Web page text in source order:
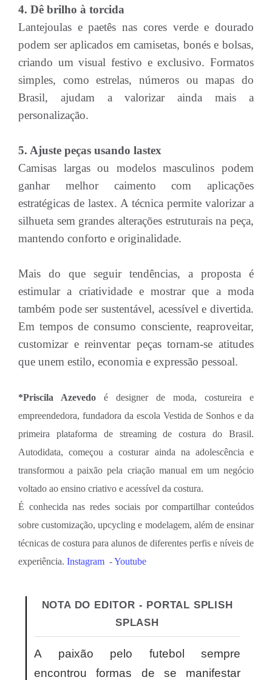
4. Dê brilho à torcida
Lantejoulas e paetês nas cores verde e dourado
podem ser aplicados em camisetas, bonés e bolsas,
criando um visual festivo e exclusivo. Formatos
simples, como estrelas, números ou mapas do
Brasil, ajudam a valorizar ainda mais a
personalização.
5. Ajuste peças usando lastex
Camisas largas ou modelos masculinos podem
ganhar melhor caimento com aplicações
estratégicas de lastex. A técnica permite valorizar a
silhueta sem grandes alterações estruturais na peça,
mantendo conforto e originalidade.
Mais do que seguir tendências, a proposta é
estimular a criatividade e mostrar que a moda
também pode ser sustentável, acessível e divertida.
Em tempos de consumo consciente, reaproveitar,
customizar e reinventar peças tornam-se atitudes
que unem estilo, economia e expressão pessoal.
*Priscila Azevedo é designer de moda, costureira e
empreendedora, fundadora da escola Vestida de Sonhos e da
primeira plataforma de streaming de costura do Brasil.
Autodidata, começou a costurar ainda na adolescência e
transformou a paixão pela criação manual em um negócio
voltado ao ensino criativo e acessível da costura.
É conhecida nas redes sociais por compartilhar conteúdos
sobre customização, upcycling e modelagem, além de ensinar
técnicas de costura para alunos de diferentes perfis e níveis de
experiência. Instagram -Youtube
NOTA DO EDITOR - PORTAL SPLISH
SPLASH
A paixão pelo futebol sempre
encontrou formas de se manifestar